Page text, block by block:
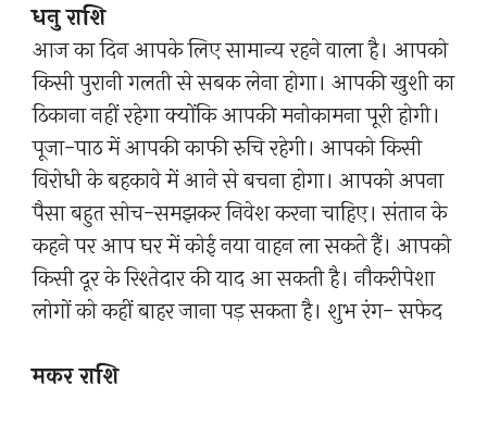
धनु राशि
आज का दिन आपके लिए सामान्य रहने वाला है। आपको
किसी पुरानी गलती से सबक लेना होगा। आपकी खुशी का
ठिकाना नहीं रहेगा क्योंकि आपकी मनोकामना पूरी होगी।
पूजा-पाठ में आपकी काफी रुचि रहेगी। आपको किसी
विरोधी के बहकावे में आने से बचना होगा। आपको अपना
पैसा बहुत सोच-समझकर निवेश करना चाहिए। संतान के
कहने पर आप घर में कोई नया वाहन ला सकते हैं। आपको
किसी दूर के रिश्तेदार की याद आ सकती है। नौकरीपेशा
लोगों को कहीं बाहर जाना पड़ सकता है। शुभ रंग- सफेद
मकर राशि